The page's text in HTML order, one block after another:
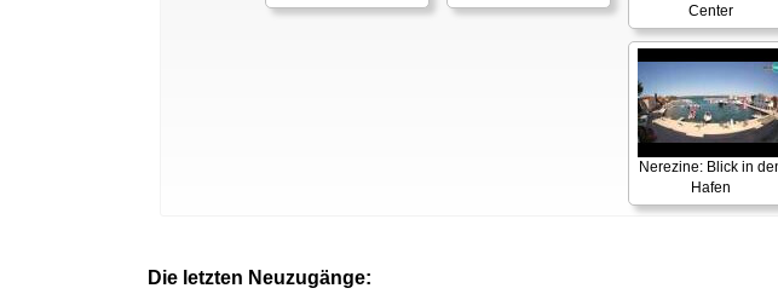
Center
Nerezine: Blick in
Hafen
Die letzten Neuzugänge: